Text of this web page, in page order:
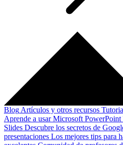
Blog Artículos y otros recursos
Aprende a usar Microsoft PowerPoint
Slides Descubre los secretos de
presentaciones Los mejores tips para